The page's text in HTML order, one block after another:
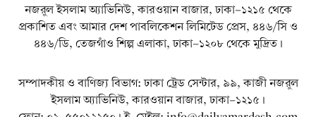
নজরুল ইসলাম অ্যাভিনিউ, কারওয়ান বাজার, ঢাকা-১২১৫ থেকে
প্রকাশিত এবং আমার দেশ পাবলিকেশন লিমিটেড প্রেস, ৪৪৬/সি ও
৪৪৬/ডি, তেজগাঁও শিল্প এলাকা, ঢাকা-১২০৮ থেকে মুদ্রিত।
সম্পাদকীয় ও বাণিজ্য বিভাগ: ঢাকা ট্রেড সেন্টার, ৯৯, কাজী নজরুল
ইসলাম অ্যাভিনিউ, কারওয়ান বাজার, ঢাকা-১২১৫।